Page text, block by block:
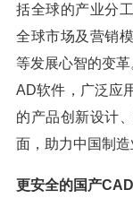
括全球的产业分
全球市场及营销
等发展心智的变
AD软件，广泛应
的产品创新设计
面，助力中国制造
更安全的国产